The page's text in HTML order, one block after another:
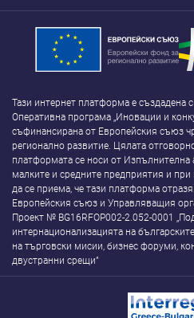
Тази интернет платформа е създадена
Оперативна програма „Иновации и
съфинансирана от Европейския съюз
регионално развитие. Цялата
платформата се носи от Изпълнителна
малките и средните предприятия и
да се приема, че тази платформа
Европейския съюз и Управляващия
Проект № BG16RFOP002-2.052-0001
интернационализацията на
на търговски мисии, бизнес форуми,
двустранни срещи”